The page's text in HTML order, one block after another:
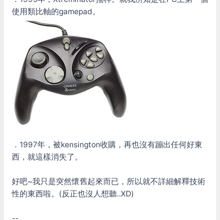
使用類比軸的gamepad。
．1997年，被kensington收購，再也沒有蹦出任何好東
西，就這樣消失了。
好吧~我只是突然懷舊起來而已，所以就不詳細解釋技術
性的東西啦。(反正也沒人想聽..XD)